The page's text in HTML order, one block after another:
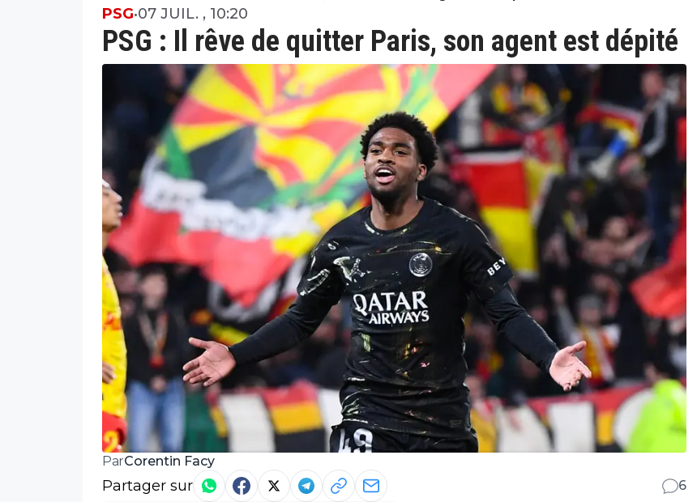
PSG : Il rêve de quitter Paris, son agent est dépité
PSG•07 JUIL. , 10:20
ParCorentin Facy
Partager sur 6